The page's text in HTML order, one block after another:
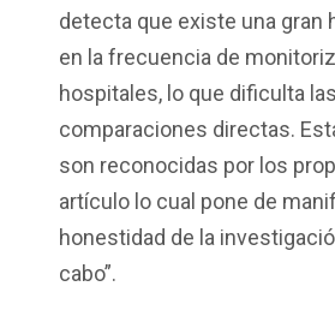
detecta que existe una gran
en la frecuencia de
hospitales, lo que dificulta las
comparaciones directas.
son reconocidas por los
artículo lo cual pone de
honestidad de la
cabo”.